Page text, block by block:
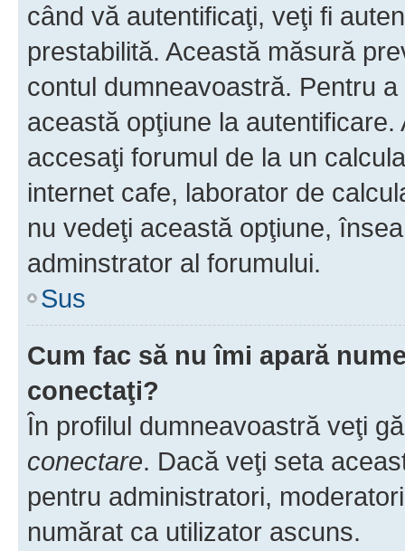
când vă autentificaţi, veţi fi
prestabilită. Această măsură
contul dumneavoastră. Pentru
această opţiune la
accesaţi forumul de la un
internet cafe, laborator de
nu vedeţi această opţiune,
adminstrator al forumului.
Sus
Cum fac să nu îmi apară
conectaţi?
În profilul dumneavoastră veţi
conectare. Dacă veţi seta
pentru administratori,
numărat ca utilizator ascuns.